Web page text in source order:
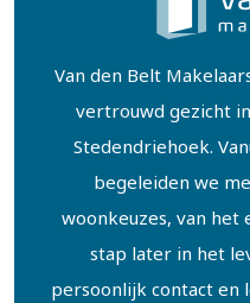
Van den Belt
vertrouwd gezicht
Stedendriehoek.
begeleiden we
woonkeuzes, van het
stap later in het
persoonlijk contact en